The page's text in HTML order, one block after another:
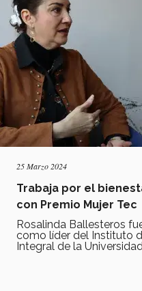
25 Marzo 2024
Trabaja por el
con Premio Mujer Tec
Rosalinda Ballesteros
como líder del Instituto
Integral de la